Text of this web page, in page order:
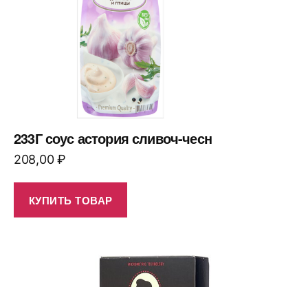
233Г соус астория сливоч-чесн
208,00₽
КУПИТЬ ТОВАР